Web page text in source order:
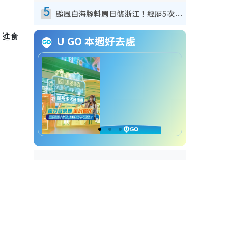
食
5 颱風白海豚料周日襲浙江！經歷5次「眼牆置換」極罕見 成登陸內地最長途颱風
U GO 本週好去處